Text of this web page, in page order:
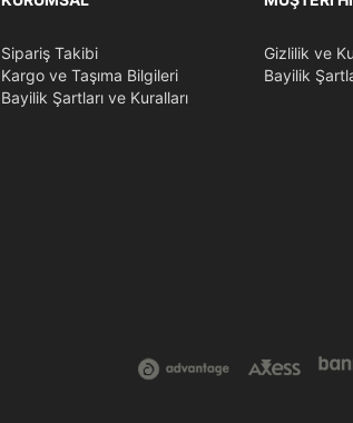
Sipariş Takibi
Kargo ve Taşıma Bilgileri
Bayilik Şartları ve Kuralları
Gizlilik ve
Bayilik